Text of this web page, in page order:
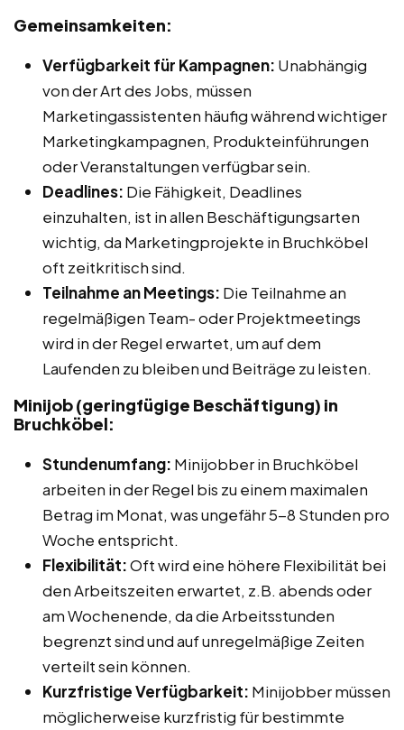
Gemeinsamkeiten:
Verfügbarkeit für Kampagnen: Unabhängig
von der Art des Jobs, müssen
Marketingassistenten häufig während wichtiger
Marketingkampagnen, Produkteinführungen
oder Veranstaltungen verfügbar sein.
Deadlines: Die Fähigkeit, Deadlines
einzuhalten, ist in allen Beschäftigungsarten
wichtig, da Marketingprojekte in Bruchköbel
oft zeitkritisch sind.
Teilnahme an Meetings: Die Teilnahme an
regelmäßigen Team- oder Projektmeetings
wird in der Regel erwartet, um auf dem
Laufenden zu bleiben und Beiträge zu leisten.
Minijob (geringfügige Beschäftigung) in
Bruchköbel:
Stundenumfang: Minijobber in Bruchköbel
arbeiten in der Regel bis zu einem maximalen
Betrag im Monat, was ungefähr 5-8 Stunden pro
Woche entspricht.
Flexibilität:Oft wird eine höhere Flexibilität bei
den Arbeitszeiten erwartet, z.B. abends oder
am Wochenende, da die Arbeitsstunden
begrenzt sind und auf unregelmäßige Zeiten
verteilt sein können.
Kurzfristige Verfügbarkeit: Minijobber müssen
möglicherweise kurzfristig für bestimmte